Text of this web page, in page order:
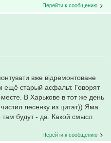
Перейти к сообщению
вже відремонтоване
ещё старый асфальт. Говорят
В Харькове в тот же день
лесенку из цитат)) Яма
будут - да. Какой смысл
Перейти к сообщению